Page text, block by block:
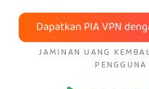
Dapatkan PIA VPN
JAMINAN UANG